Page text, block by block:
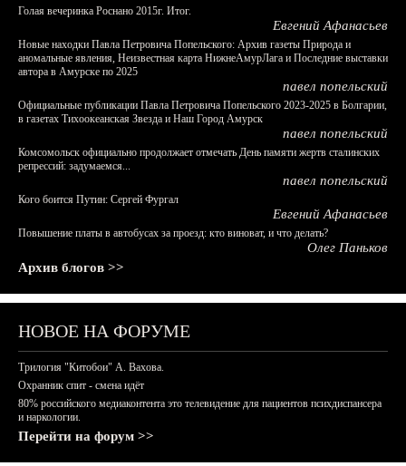
Голая вечеринка Роснано 2015г. Итог.
Евгений Афанасьев
Новые находки Павла Петровича Попельского: Архив газеты Природа и
аномальные явления, Неизвестная карта НижнеАмурЛага и Последние выставки
автора в Амурске по 2025
павел попельский
Официальные публикации Павла Петровича Попельского 2023-2025 в Болгарии,
в газетах Тихоокеанская Звезда и Наш Город Амурск
павел попельский
Комсомольск официально продолжает отмечать День памяти жертв сталинских
репрессий: задумаемся...
павел попельский
Кого боится Путин: Сергей Фургал
Евгений Афанасьев
Повышение платы в автобусах за проезд: кто виноват, и что делать?
Олег Паньков
Архив блогов >>
НОВОЕ НА ФОРУМЕ
Трилогия "Китобои" А. Вахова.
Охранник спит - смена идёт
80% российского медиаконтента это телевидение для пациентов психдиспансера
и наркологии.
Перейти на форум >>